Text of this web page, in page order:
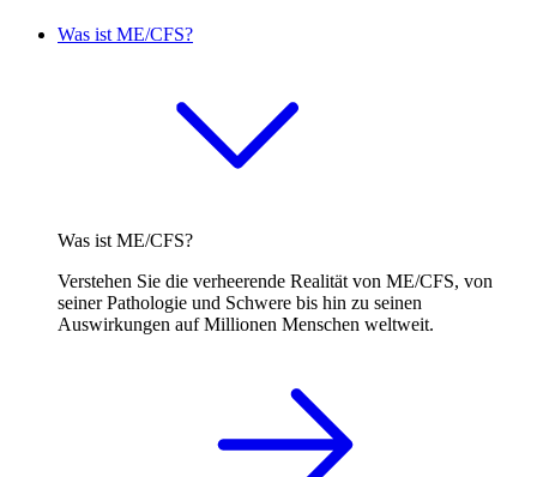
Was ist ME/CFS?
Was ist ME/CFS?
Verstehen Sie die verheerende Realität von ME/CFS, von
seiner Pathologie und Schwere bis hin zu seinen
Auswirkungen auf Millionen Menschen weltweit.